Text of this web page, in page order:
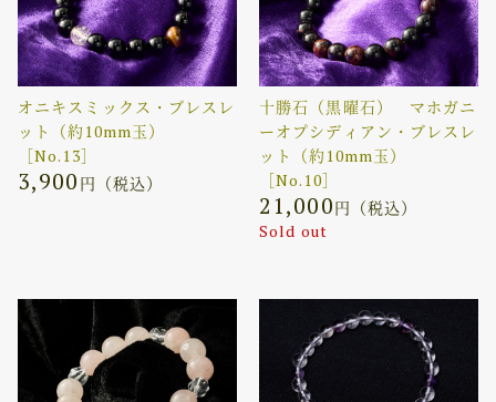
オニキスミックス・ブレスレ
ット（約10mm玉）
［No.13］
3,900 円（税込）
十勝石（黒曜石） マホガニ
ーオプシディアン・ブレスレ
ット（約10mm玉）
［No.10］
21,000円（税込）
Sold out